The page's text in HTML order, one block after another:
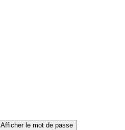
Afficher le mot de passe